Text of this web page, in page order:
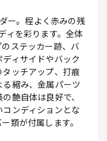
ー。程よく赤みの残
ィを彩ります。全体
ステッカー跡、バ
ィサイドやバック
ッチアップ、打痕
縮み、金属パーツ
艶自体は良好で、
ンディションとな
類が付属します。